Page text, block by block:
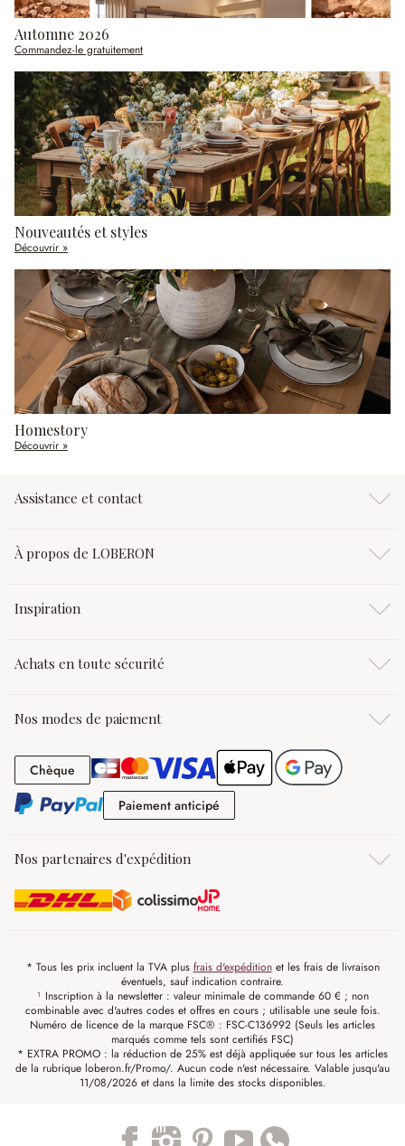
Automne 2026
Commandez-le gratuitement
Nouveautés et styles
Découvrir »
Homestory
Découvrir »
Assistance et contact
À propos de LOBERON
Inspiration
Achats en toute sécurité
Nos modes de paiement
Chèque Chèque
Paiement anticipé
Nos partenaires d'expédition
* Tous les prix incluent la TVA plus frais d'expéditionet les frais de livraison
éventuels, sauf indication contraire.
¹ Inscription à la newsletter : valeur minimale de commande 60 € ; non
combinable avec d'autres codes et offres en cours ; utilisable une seule fois.
Numéro de licence de la marque FSC® : FSC-C136992 (Seuls les articles
marqués comme tels sont certifiés FSC)
* EXTRA PROMO : la réduction de 25% est déjà appliquée sur tous les articles
de la rubrique loberon.fr/Promo/. Aucun code n'est nécessaire. Valable jusqu'au
11/08/2026 et dans la limite des stocks disponibles.